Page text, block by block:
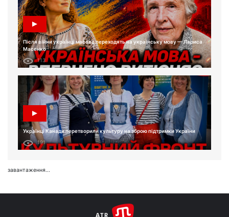
Після війни українці масово переходять на українську мову — Лариса
Масенко
113
Українці Канади перетворили культуру на зброю підтримки України
191
завантаження...